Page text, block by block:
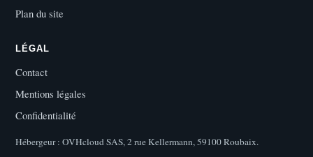
Plan du site
LÉGAL
Contact
Mentions légales
Confidentialité
Hébergeur : OVHcloud SAS, 2 rue Kellermann, 59100 Roubaix.